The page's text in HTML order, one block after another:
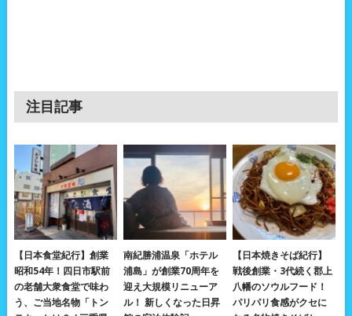
注目記事
【日本食堂紀行】創業
昭和54年！四日市駅前
の老舗大衆食堂で味わ
う、ご当地名物「トン
南紀勝浦温泉「ホテル
浦島」が創業70周年を
迎え大規模リニューア
ル！ 新しくなった日昇
【日本焼きそば紀行】
戦後創業・3代続く郡上
八幡のソウルフード！
パリパリ食感がクセに